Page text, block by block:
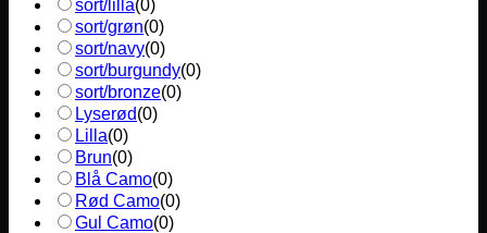
sort/lilla(0)
sort/grøn(0)
sort/navy(0)
sort/burgundy(0)
sort/bronze(0)
Lyserød(0)
Lilla(0)
Brun(0)
Blå Camo(0)
Rød Camo(0)
Gul Camo(0)